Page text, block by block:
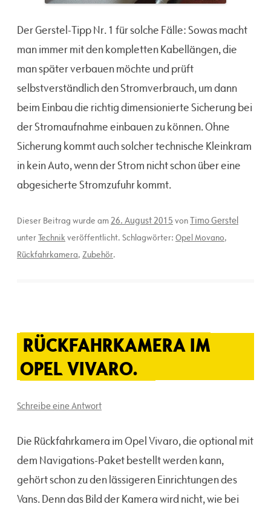
Der Gerstel-Tipp Nr. 1 für solche Fälle: Sowas macht
man immer mit den kompletten Kabellängen, die
man später verbauen möchte und prüft
selbstverständlich den Stromverbrauch, um dann
beim Einbau die richtig dimensionierte Sicherung bei
der Stromaufnahme einbauen zu können. Ohne
Sicherung kommt auch solcher technische Kleinkram
in kein Auto, wenn der Strom nicht schon über eine
abgesicherte Stromzufuhr kommt.
Dieser Beitrag wurde am26. August 2015 vonTimo Gerstel
unterTechnikveröffentlicht. Schlagwörter: Opel Movano,
Rückfahrkamera, Zubehör.
RÜCKFAHRKAMERA IM
OPEL VIVARO.
Schreibe eine Antwort
Die Rückfahrkamera im Opel Vivaro, die optional mit
dem Navigations-Paket bestellt werden kann,
gehört schon zu den lässigeren Einrichtungen des
Vans. Denn das Bild der Kamera wird nicht, wie bei